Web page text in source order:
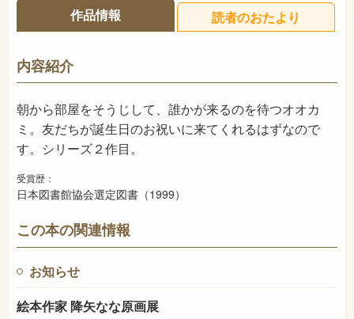
32ページ
ISBN 978-4-03-204920-6
NDC
発売日 1999年2月
作品情報 読者のおたより
内容紹介
朝から部屋をそうじして、誰かが来るのを待つオオカ
ミ。友だちが誕生日のお祝いに来てくれるはずなので
す。シリーズ２作目。
受賞歴：
日本図書館協会選定図書（1999）
この本の関連情報
お知らせ
絵本作家 降矢なな原画展